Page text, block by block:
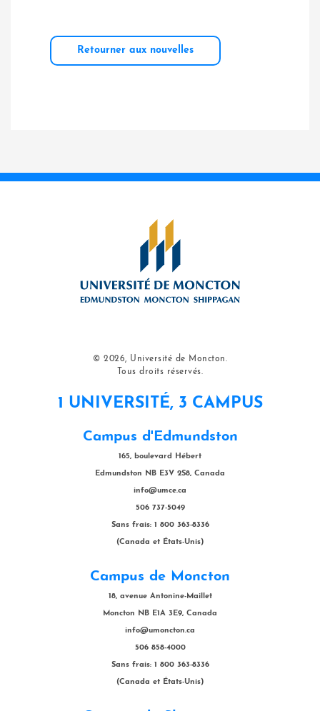
Retourner aux nouvelles
© 2026, Université de Moncton.
Tous droits réservés.
1 UNIVERSITÉ, 3 CAMPUS
Campus d'Edmundston
165, boulevard Hébert
Edmundston NB E3V 2S8, Canada
info@umce.ca
506 737-5049
Sans frais: 1 800 363-8336
(Canada et États-Unis)
Campus de Moncton
18, avenue Antonine-Maillet
Moncton NB E1A 3E9, Canada
info@umoncton.ca
506 858-4000
Sans frais: 1 800 363-8336
(Canada et États-Unis)